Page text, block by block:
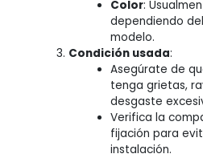
Color:
dependiendo
modelo.
Condición usada:
Asegúrate de
tenga grietas,
desgaste
Verifica la
fijación para
instalación.